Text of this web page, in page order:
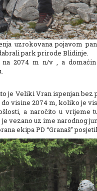
uzrokovana pojavom
park prirode Blidinje.
2074 m n/v , a domaćin
je Veliki Vran ispenjan bez
visine 2074 m, koliko je
a naročito u vrijeme
vezano uz ime narodnog
ekipa PD “Granaš”